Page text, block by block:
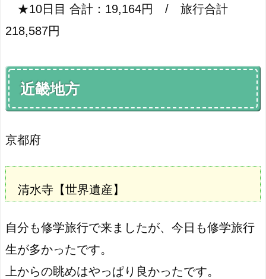
★10日目 合計：19,164円 / 旅行合計
218,587円
近畿地方
京都府
清水寺 【世界遺産】
自分も修学旅行で来ましたが、今日も修学旅行
生が多かったです。
上からの眺めはやっぱり良かったです。